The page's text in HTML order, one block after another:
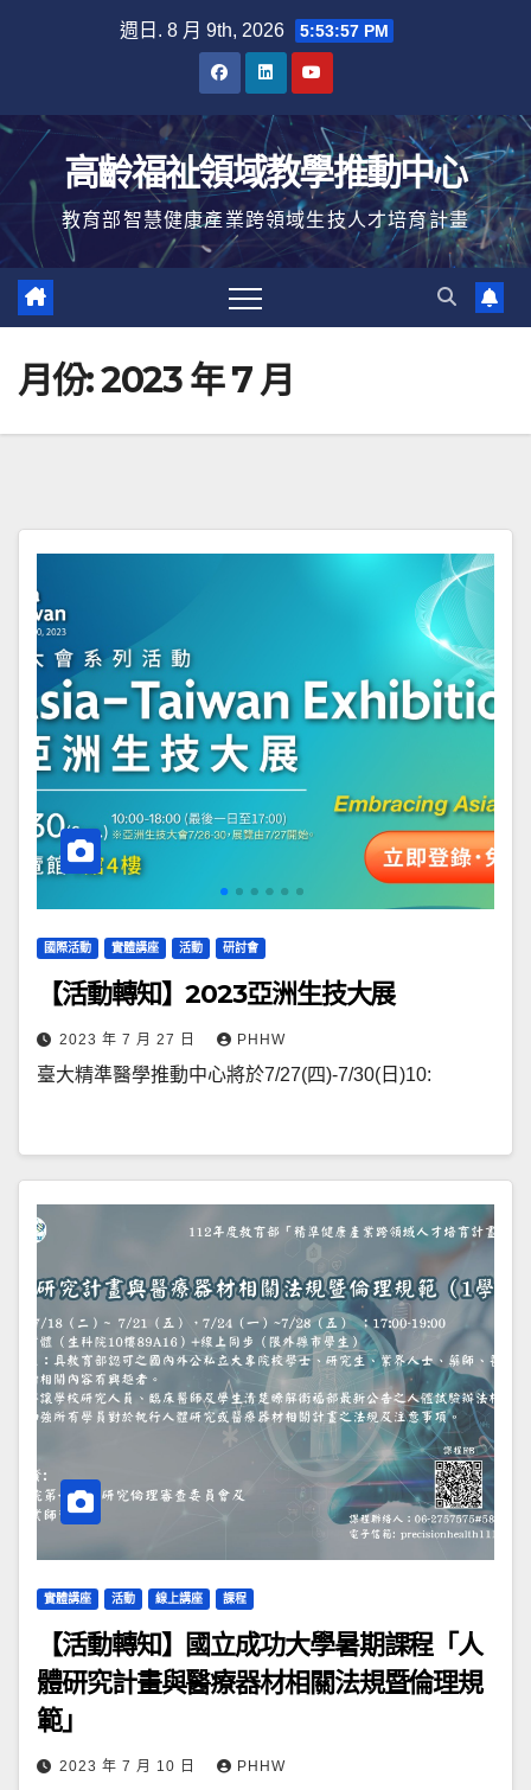
週日. 8 月 9th, 2026 5:53:57 PM
高齡福祉領域教學推動中心
教育部智慧健康產業跨領域生技人才培育計畫
月份:2023 年 7 月
國際活動 實體講座 活動 研討會
【活動轉知】2023亞洲生技大展
2023 年 7 月 27 日 PHHW
臺大精準醫學推動中心將於7/27(四)-7/30(日)10:
實體講座 活動 線上講座 課程
【活動轉知】國立成功大學暑期課程「人
體研究計畫與醫療器材相關法規暨倫理規
範」
2023 年 7 月 10 日 PHHW